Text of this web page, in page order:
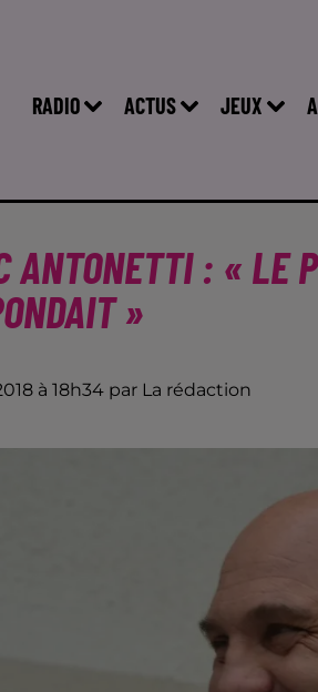
RADIO ACTUS JEUX
ANTONETTI : « LE
»
à 18h34 par La rédaction